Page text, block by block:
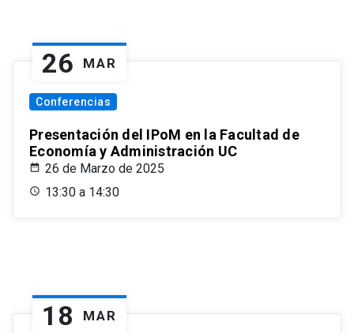
26 MAR
Conferencias
Presentación del IPoM en la Facultad de
Economía y Administración UC
26 de Marzo de 2025
13:30 a 14:30
18 MAR